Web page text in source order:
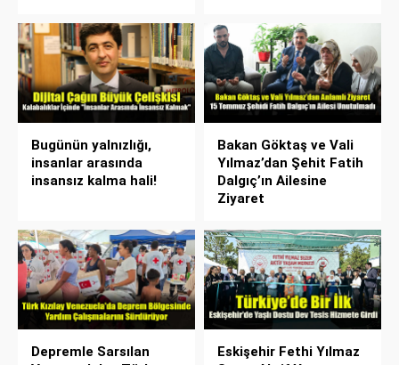
Bugünün yalnızlığı,
insanlar arasında
insansız kalma hali!
Bakan Göktaş ve Vali
Yılmaz’dan Şehit Fatih
Dalgıç’ın Ailesine
Ziyaret
Depremle Sarsılan
Eskişehir Fethi Yılmaz